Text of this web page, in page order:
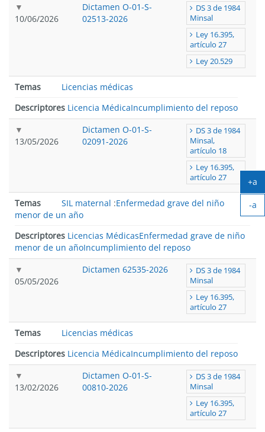
10/06/2026
Dictamen O-01-S-
02513-2026
DS 3 de 1984
Minsal
Ley 16.395,
artículo 27
Ley 20.529
Temas
Licencias médicas
Descriptores Licencia MédicaIncumplimiento del reposo
13/05/2026
Dictamen O-01-S-
02091-2026
DS 3 de 1984
Minsal,
artículo 18
Ley 16.395,
artículo 27
Temas SIL maternal :Enfermedad grave del niño
menor de un año
Descriptores Licencias MédicasEnfermedad grave de niño
menor de un añoIncumplimiento del reposo
05/05/2026
Dictamen 62535-2026
DS 3 de 1984
Minsal
Ley 16.395,
artículo 27
Temas
Licencias médicas
Descriptores Licencia MédicaIncumplimiento del reposo
13/02/2026
Dictamen O-01-S-
00810-2026
DS 3 de 1984
Minsal
Ley 16.395,
artículo 27
+a
-a